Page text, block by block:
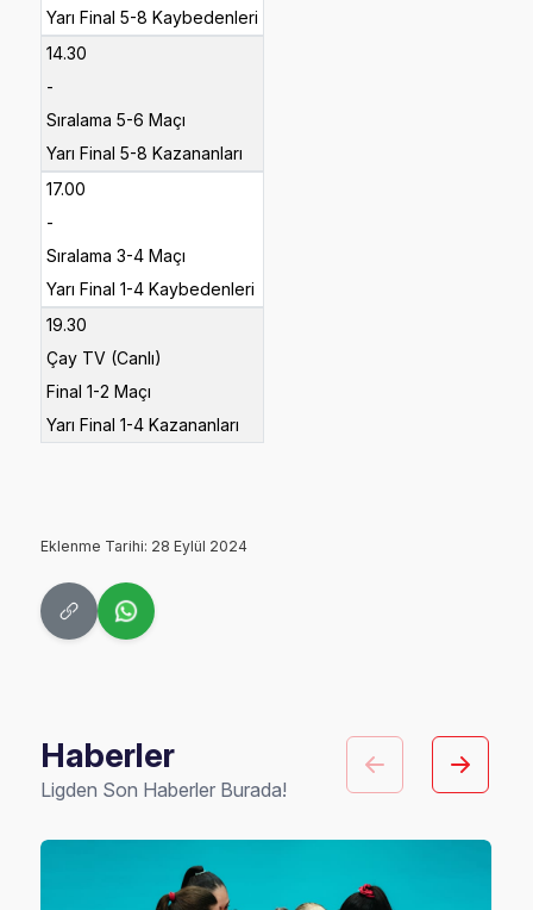
Yarı Final 5-8 Kaybedenleri
14.30
-
Sıralama 5-6 Maçı
Yarı Final 5-8 Kazananları
17.00
-
Sıralama 3-4 Maçı
Yarı Final 1-4 Kaybedenleri
19.30
Çay TV (Canlı)
Final 1-2 Maçı
Yarı Final 1-4 Kazananları
Eklenme Tarihi: 28 Eylül 2024
Haberler
Ligden Son Haberler Burada!